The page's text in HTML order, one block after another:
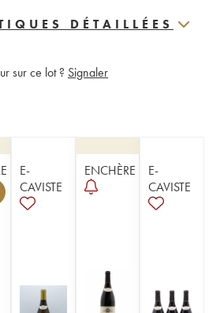
DÉTAILLÉES
sur ce lot ? Signaler
E-
CAVISTE
ENCHÈRE
E-
CAVISTE